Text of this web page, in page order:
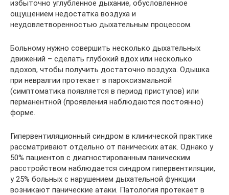
избыточно углубленное дыхание, обусловленное
ощущением недостатка воздуха и
неудовлетворенностью дыхательным процессом.
Больному нужно совершить несколько дыхательных
движений – сделать глубокий вдох или несколько
вдохов, чтобы получить достаточно воздуха. Одышка
при невралгии протекает в пароксизмальной
(симптоматика появляется в период приступов) или
перманентной (проявления наблюдаются постоянно)
форме.
Гипервентиляционный синдром в клинической практике
рассматривают отдельно от панических атак. Однако у
50% пациентов с диагностированным паническим
расстройством наблюдается синдром гипервентиляции,
у 25% больных с нарушением дыхательной функции
возникают панические атаки. Патология протекает в